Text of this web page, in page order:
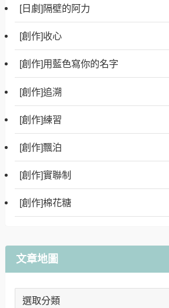
[日劇]隔壁的阿力
[創作]收心
[創作]用藍色寫你的名字
[創作]追溯
[創作]練習
[創作]飄泊
[創作]實聯制
[創作]棉花糖
文章地圖
文